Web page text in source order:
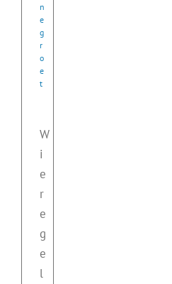
n
e
g
r
o
e
t
W
i
e
r
e
g
e
l